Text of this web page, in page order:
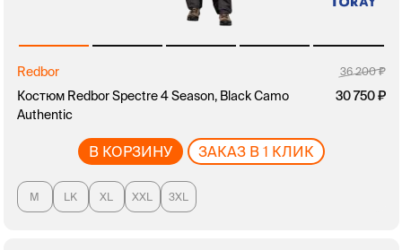
Redbor 36 200
Костюм Redbor Spectre 4 Season, Black Camo
Authentic
30 750
В КОРЗИНУ ЗАКАЗ В 1 КЛИК
M LK XL XXL 3XL